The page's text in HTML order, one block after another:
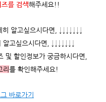
즈를 검색해주세요!!
알고싶으시다면, ↓↓↓↓↓↓↓
고싶으시다면, ↓↓↓↓↓↓↓
및 할인정보가 궁금하시다면,
리를 확인해주세요!
바로가기